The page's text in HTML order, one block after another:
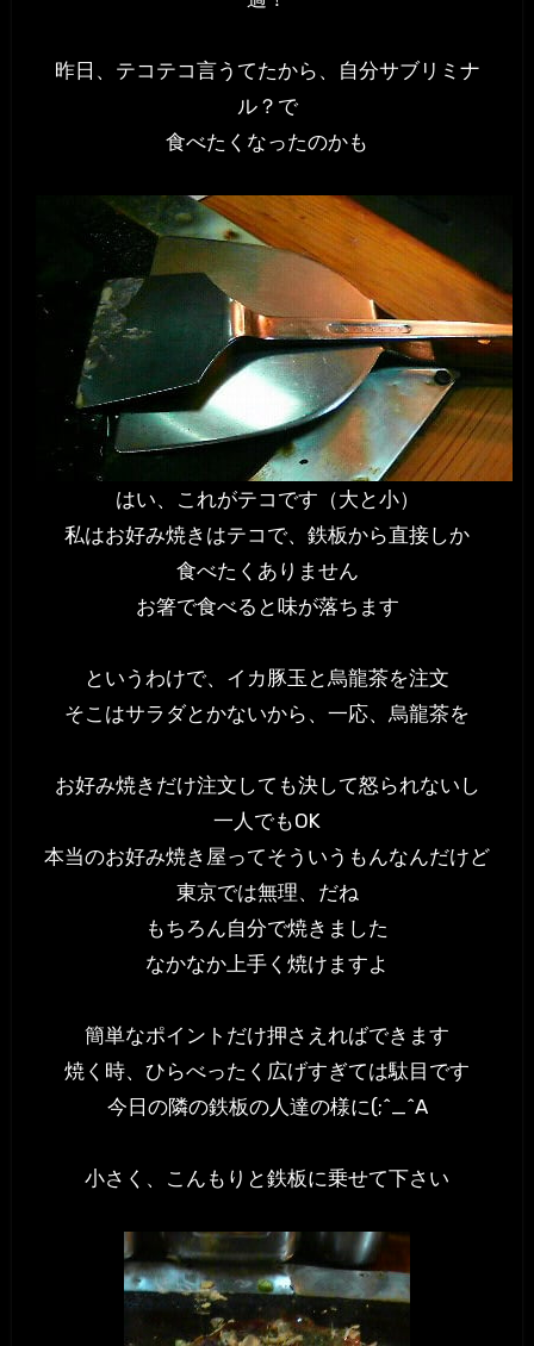
昨日、テコテコ言うてたから、自分サブリミナ
ル？で
食べたくなったのかも
はい、これがテコです（大と小）
私はお好み焼きはテコで、鉄板から直接しか
食べたくありません
お箸で食べると味が落ちます
というわけで、イカ豚玉と烏龍茶を注文
そこはサラダとかないから、一応、烏龍茶を
お好み焼きだけ注文しても決して怒られないし
一人でもOK
本当のお好み焼き屋ってそういうもんなんだけど
東京では無理、だね
もちろん自分で焼きました
なかなか上手く焼けますよ
簡単なポイントだけ押さえればできます
焼く時、ひらべったく広げすぎては駄目です
今日の隣の鉄板の人達の様に(;^_^A
小さく、こんもりと鉄板に乗せて下さい